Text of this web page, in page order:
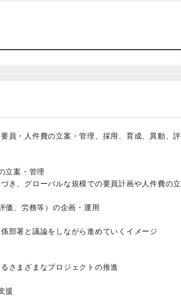
員・人件費の立案・管理、採用、育成、異動、
立案・管理
き、グローバルな規模での要員計画や人件費の
価、労務等）の企画・運用
部署と議論をしながら進めていくイメージ
さまざまなプロジェクトの推進
援